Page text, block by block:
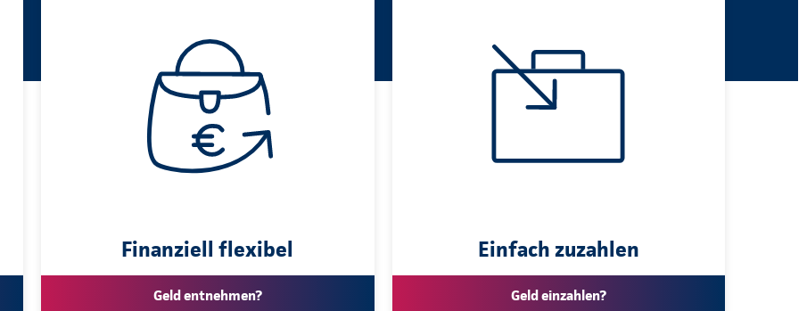
Finanziell flexibel
Geld entnehmen?
Einfach zuzahlen
Geld einzahlen?